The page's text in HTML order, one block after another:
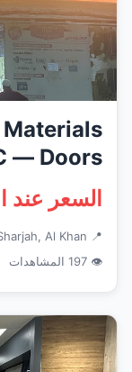
Materials
— Doors
Fra...
السعر عند
📍 Sharjah, Al Khan
👁 197 المشاهدات
LLC